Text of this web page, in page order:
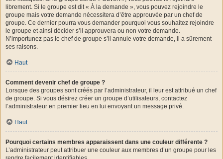
librement. Si le groupe est dit « À la demande », vous pouvez rejoindre le
groupe mais votre demande nécessitera d’être approuvée par un chef de
groupe. Ce dernier pourra vous demander pourquoi vous souhaitez rejoindre
le groupe et ainsi décider s’il approuvera ou non votre demande.
N’importunez pas le chef de groupe s’il annule votre demande, il a sûrement
ses raisons.
Haut
Comment devenir chef de groupe ?
Lorsque des groupes sont créés par l’administrateur, il leur est attribué un chef
de groupe. Si vous désirez créer un groupe d’utilisateurs, contactez
l’administrateur en premier lieu en lui envoyant un message privé.
Haut
Pourquoi certains membres apparaissent dans une couleur différente ?
L’administrateur peut attribuer une couleur aux membres d’un groupe pour les